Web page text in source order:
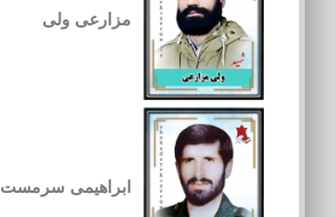
مزارعی ولی
ابراهیمی سرمست